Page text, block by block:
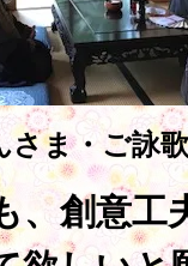
ま・ご詠
、創意工